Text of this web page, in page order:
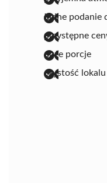
ładne podanie
przystępne
duże porcje
czystość lokalu